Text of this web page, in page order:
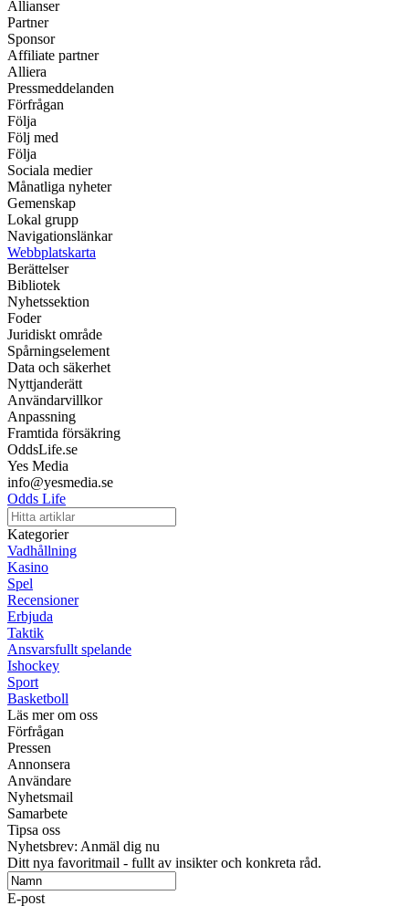
Allianser
Partner
Sponsor
Affiliate partner
Alliera
Pressmeddelanden
Förfrågan
Följa
Följ med
Följa
Sociala medier
Månatliga nyheter
Gemenskap
Lokal grupp
Navigationslänkar
Webbplatskarta
Berättelser
Bibliotek
Nyhetssektion
Foder
Juridiskt område
Spårningselement
Data och säkerhet
Nyttjanderätt
Användarvillkor
Anpassning
Framtida försäkring
OddsLife.se
Yes Media
info@yesmedia.se
Odds Life
Kategorier
Vadhållning
Kasino
Spel
Recensioner
Erbjuda
Taktik
Ansvarsfullt spelande
Ishockey
Sport
Basketboll
Läs mer om oss
Förfrågan
Pressen
Annonsera
Användare
Nyhetsmail
Samarbete
Tipsa oss
Nyhetsbrev: Anmäl dig nu
Ditt nya favoritmail - fullt av insikter och konkreta råd.
E-post